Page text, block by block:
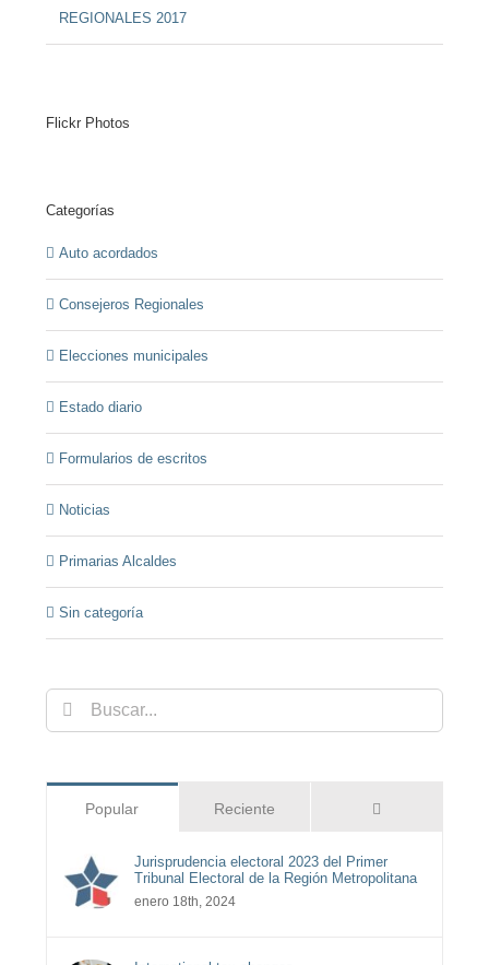
REGIONALES 2017
Flickr Photos
Categorías
Auto acordados
Consejeros Regionales
Elecciones municipales
Estado diario
Formularios de escritos
Noticias
Primarias Alcaldes
Sin categoría
Buscar:
Popular Reciente
Jurisprudencia electoral 2023 del Primer
Tribunal Electoral de la Región Metropolitana
enero 18th, 2024